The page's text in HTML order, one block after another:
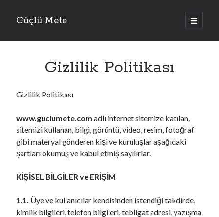
Güçlü Mete
a
n
m
Gizlilik Politikası
Gizlilik Politikası
www.guclumete.comadlı internet sitemize katılan,
sitemizi kullanan, bilgi, görüntü, video, resim, fotoğraf
gibi materyal gönderen kişi ve kuruluşlar aşağıdaki
şartları okumuş ve kabul etmiş sayılırlar.
KİŞİSEL BİLGİLER ve ERİŞİM
1.1. Üye ve kullanıcılar kendisinden istendiği takdirde,
kimlik bilgileri, telefon bilgileri, tebligat adresi, yazışma